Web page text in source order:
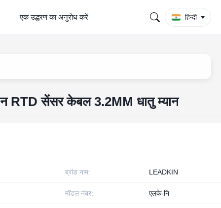
एक उद्धरण का अनुरोध करें हिन्दी
RTD सेंसर केबल 3.2MM धातु म्यान
ब्रांड नाम: LEADKIN
मॉडल नंबर: एलके-नि